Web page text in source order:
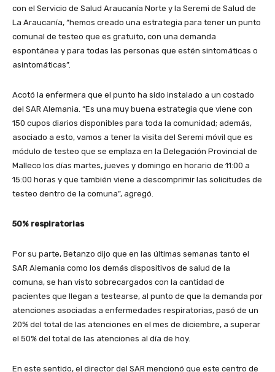
con el Servicio de Salud Araucanía Norte y la Seremi de Salud de
La Araucanía, “hemos creado una estrategia para tener un punto
comunal de testeo que es gratuito, con una demanda
espontánea y para todas las personas que estén sintomáticas o
asintomáticas”.
Acotó la enfermera que el punto ha sido instalado a un costado
del SAR Alemania. “Es una muy buena estrategia que viene con
150 cupos diarios disponibles para toda la comunidad; además,
asociado a esto, vamos a tener la visita del Seremi móvil que es
módulo de testeo que se emplaza en la Delegación Provincial de
Malleco los días martes, jueves y domingo en horario de 11:00 a
15:00 horas y que también viene a descomprimir las solicitudes de
testeo dentro de la comuna”, agregó.
50% respiratorias
Por su parte, Betanzo dijo que en las últimas semanas tanto el
SAR Alemania como los demás dispositivos de salud de la
comuna, se han visto sobrecargados con la cantidad de
pacientes que llegan a testearse, al punto de que la demanda por
atenciones asociadas a enfermedades respiratorias, pasó de un
20% del total de las atenciones en el mes de diciembre, a superar
el 50% del total de las atenciones al día de hoy.
En este sentido, el director del SAR mencionó que este centro de